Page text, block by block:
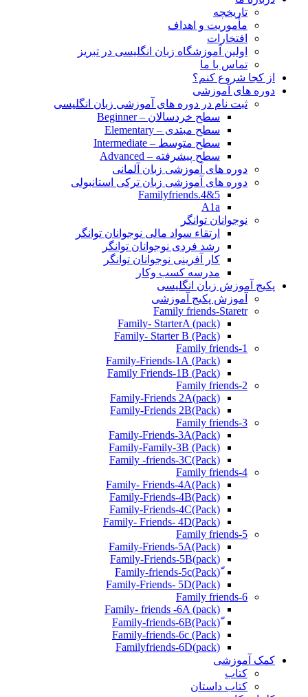
تاریخچه
مأموریت و اهداف
افتخارات
اولین آموزشگاه زبان انگلیسی در تبریز
تماس با ما
از کجا شروع کنم؟
دوره های آموزشی
ثبت نام در دوره های آموزشی زبان انگلیسی
سطح خردسالان – Beginner
سطح مبتدی – Elementary
سطح متوسط – Intermediate
سطح پیشرفته – Advanced
دوره های آموزشی زبان آلمانی
دوره های آموزشی زبان ترکی استانبولی
Familyfriends.4&5
A1a
نوجوانان توانگر
ارتقاء سواد مالی نوجوانان توانگر
رشد فردی نوجوانان توانگر
کار آفرینی نوجوانان توانگر
مدرسه کسب وکار
پکیج آموزش زبان انگلیسی
آموزش پکیج آموزشی
Family friends-Staretr
Family- StarterA (pack)
Family- Starter B (Pack)
Family friends-1
(Pack) Family-Friends-1A
(Pack) Family Friends-1B
Family friends-2
Family-Friends 2A(pack)
Family-Friends 2B(Pack)
Family friends-3
(Pack)Family-Friends-3A
Family-Family-3B (Pack)
Family -friends-3C(Pack)
Family friends-4
Family- Friends-4A(Pack)
Family-Friends-4B(Pack)
Family-Friends-4C(Pack)
(Pack)Family- Friends- 4D
Family friends-5
Family-Friends-5A(Pack)
(pack)Family-Friends-5B
ّ(Pack)Family-friends-5c
Family-Friends- 5D(Pack)
Family friends-6
Family- friends -6A (pack)
Family-friends-6c (Pack)
Familyfriends-6D(pack)
کمک آموزشی
کتاب
کتاب داستان